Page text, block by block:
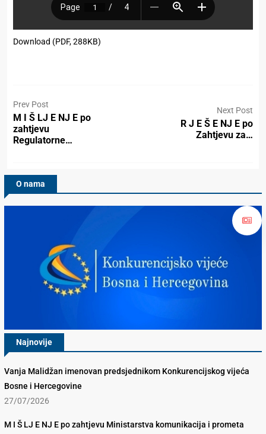
Download (PDF, 288KB)
Prev Post
M I Š LJ E NJ E po
zahtjevu
Regulatorne…
Next Post
R J E Š E NJ E po
Zahtjevu za…
O nama
Najnovije
Vanja Malidžan imenovan predsjednikom Konkurencijskog vijeća
Bosne i Hercegovine
27/07/2026
M I Š LJ E NJ E po zahtjevu Ministarstva komunikacija i prometa